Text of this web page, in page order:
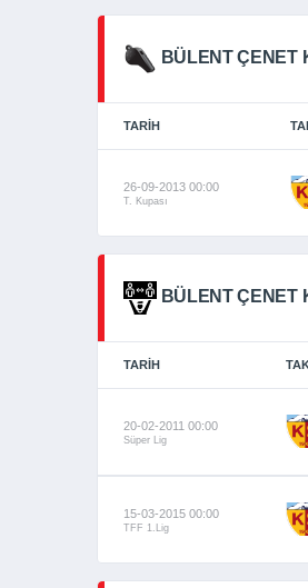
BÜLENT ÇENET
TARIH
26-09-2013 00:00
T. Kupası
BÜLENT ÇENET
TARIH
20-02-2011 00:00
Süper Lig
15-03-2015 00:00
TFF 1.Lig